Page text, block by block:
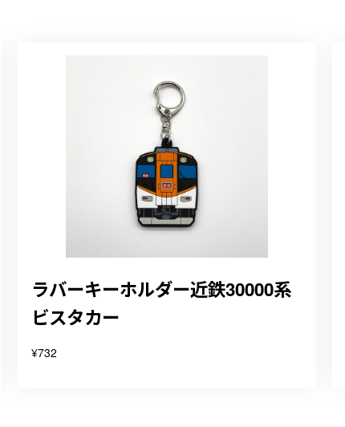
ラバーキーホルダー近鉄30000系
ビスタカー
¥732